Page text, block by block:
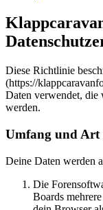
Diese Richtlinie
(https://
Daten verwendet, die
werden.
Umfang und Art
Deine Daten werden
Die
Boards